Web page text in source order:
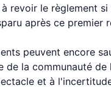
revoir le règlement
après ce premier
peuvent encore
la communauté de
et à